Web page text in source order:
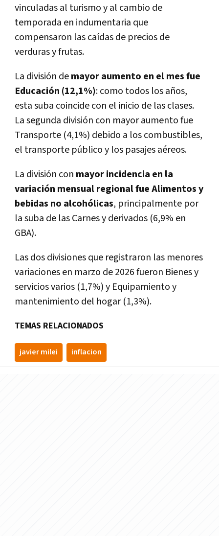
vinculadas al turismo y al cambio de
temporada en indumentaria que
compensaron las caídas de precios de
verduras y frutas.
La división demayor aumento en el mes fue
Educación (12,1%): como todos los años,
esta suba coincide con el inicio de las clases.
La segunda división con mayor aumento fue
Transporte (4,1%) debido a los combustibles,
el transporte público y los pasajes aéreos.
La división con mayor incidencia en la
variación mensual regional fue Alimentos y
bebidas no alcohólicas, principalmente por
la suba de las Carnes y derivados (6,9% en
GBA).
Las dos divisiones que registraron las menores
variaciones en marzo de 2026 fueron Bienes y
servicios varios (1,7%) y Equipamiento y
mantenimiento del hogar (1,3%).
TEMAS RELACIONADOS
javier milei inflacion